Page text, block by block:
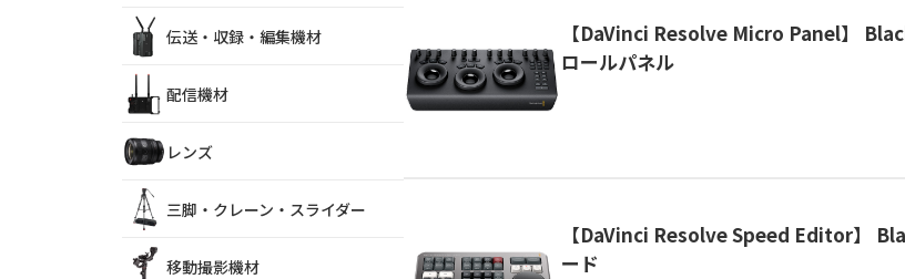
【DaVinci Resolve Micro Panel】
ロールパネル
【DaVinci Resolve Speed Editor】
ード
伝送・収録・編集機材
配信機材
レンズ
三脚・クレーン・スライダー
移動撮影機材